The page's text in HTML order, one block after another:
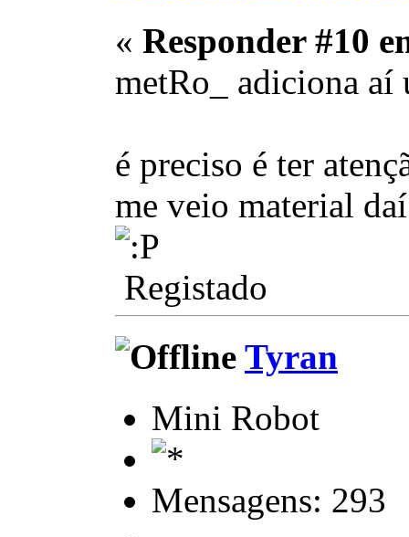
« Responder #10
metRo_ adiciona aí
é preciso é ter
me veio material
Registado
Tyran
Mini Robot
Mensagens: 293